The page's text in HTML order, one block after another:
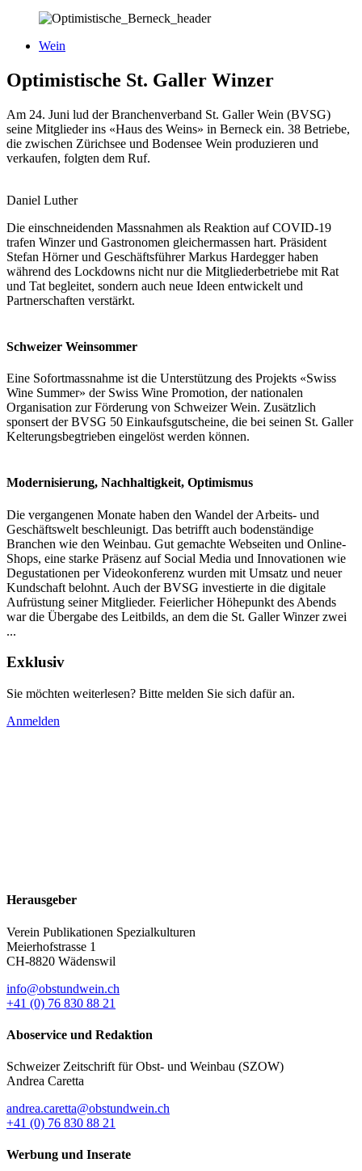
Wein
Optimistische St. Galler Winzer
Am 24. Juni lud der Branchenverband St. Galler Wein (BVSG)
seine Mitglieder ins «Haus des Weins» in Berneck ein. 38 Betriebe,
die zwischen Zürichsee und Bodensee Wein produzieren und
verkaufen, folgten dem Ruf.
Daniel Luther
Die einschneidenden Massnahmen als Reaktion auf COVID-19
trafen Winzer und Gastronomen gleichermassen hart. Präsident
Stefan Hörner und Geschäftsführer Markus Hardegger haben
während des Lockdowns nicht nur die Mitgliederbetriebe mit Rat
und Tat begleitet, sondern auch neue Ideen entwickelt und
Partnerschaften verstärkt.
Schweizer Weinsommer
Eine Sofortmassnahme ist die Unterstützung des Projekts «Swiss
Wine Summer» der Swiss Wine Promotion, der nationalen
Organisation zur Förderung von Schweizer Wein. Zusätzlich
sponsert der BVSG 50 Einkaufsgutscheine, die bei seinen St. Galler
Kelterungsbegtrieben eingelöst werden können.
Modernisierung, Nachhaltigkeit, Optimismus
Die vergangenen Monate haben den Wandel der Arbeits- und
Geschäftswelt beschleunigt. Das betrifft auch bodenständige
Branchen wie den Weinbau. Gut gemachte Webseiten und Online-
Shops, eine starke Präsenz auf Social Media und Innovationen wie
Degustationen per Videokonferenz wurden mit Umsatz und neuer
Kundschaft belohnt. Auch der BVSG investierte in die digitale
Aufrüstung seiner Mitglieder. Feierlicher Höhepunkt des Abends
war die Übergabe des Leitbilds, an dem die St. Galler Winzer zwei
...
Exklusiv
Sie möchten weiterlesen? Bitte melden Sie sich dafür an.
Anmelden
Herausgeber
Verein Publikationen Spezialkulturen
Meierhofstrasse 1
CH-8820 Wädenswil
info@obstundwein.ch
+41 (0) 76 830 88 21
Aboservice und Redaktion
Schweizer Zeitschrift für Obst- und Weinbau (SZOW)
Andrea Caretta
andrea.caretta@obstundwein.ch
+41 (0) 76 830 88 21
Werbung und Inserate